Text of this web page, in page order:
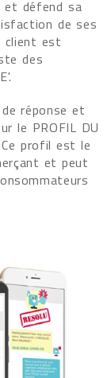
et défend sa
de ses
client est
des
réponse et
le PROFIL DU
Ce profil est le
et peut